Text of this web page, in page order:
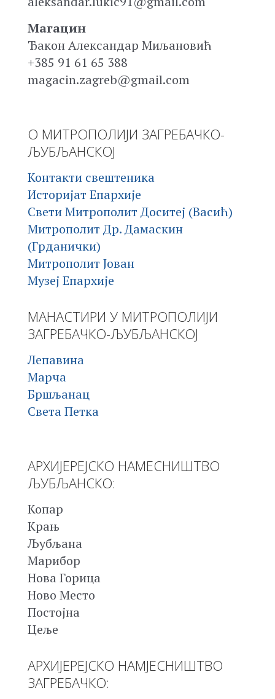
Магацин
Ђакон Александар Миљановић
+385 91 61 65 388
magacin.zagreb@gmail.com
О МИТРОПОЛИЈИ ЗАГРЕБАЧКО-
ЉУБЉАНСКОЈ
Контакти свештеника
Историјат Епархије
Свети Митрополит Доситеј (Васић)
Митрополит Др. Дамаскин
(Грданички)
Митрополит Јован
Музеј Епархије
МАНАСТИРИ У МИТРОПОЛИЈИ
ЗАГРЕБАЧКО-ЉУБЉАНСКОЈ
Лепавина
Марча
Бршљанац
Света Петка
АРХИЈЕРЕЈСКО НАМЕСНИШТВО
ЉУБЉАНСКО:
Копар
Крањ
Љубљана
Марибор
Нова Горица
Ново Место
Постојна
Цеље
АРХИЈЕРЕЈСКО НАМЈЕСНИШТВО
ЗАГРЕБАЧКО: